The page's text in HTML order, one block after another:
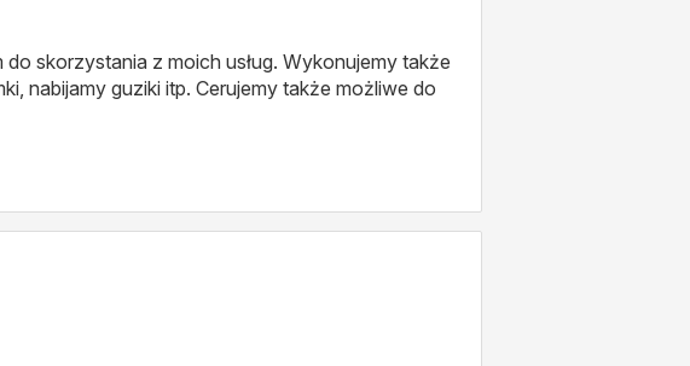
skorzystania z moich usług. Wykonujemy także
nabijamy guziki itp. Cerujemy także możliwe do